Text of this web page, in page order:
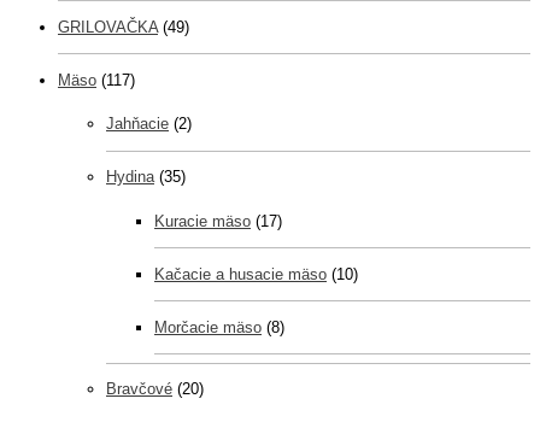
GRILOVAČKA (49)
Mäso (117)
Jahňacie (2)
Hydina (35)
Kuracie mäso (17)
Kačacie a husacie mäso (10)
Morčacie mäso (8)
Bravčové (20)